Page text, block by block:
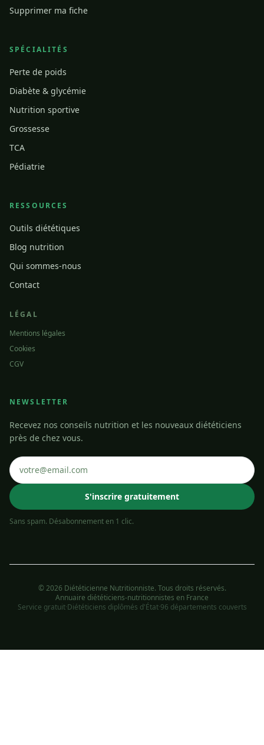
Supprimer ma fiche
SPÉCIALITÉS
Perte de poids
Diabète & glycémie
Nutrition sportive
Grossesse
TCA
Pédiatrie
RESSOURCES
Outils diététiques
Blog nutrition
Qui sommes-nous
Contact
LÉGAL
Mentions légales
Cookies
CGV
NEWSLETTER
Recevez nos conseils nutrition et les nouveaux diététiciens
près de chez vous.
S'inscrire gratuitement
Sans spam. Désabonnement en 1 clic.
© 2026 Diététicienne Nutritionniste. Tous droits réservés.
Annuaire diététiciens-nutritionnistes en France
Service gratuit·Diététiciens diplômés d'État·96 départements couverts